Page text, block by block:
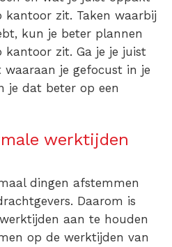
kantoor zit. Taken waarbij
kun je beter plannen
zit. Ga je je juist
je gefocust in je
je dat beter op een
werktijden
dingen afstemmen
Daarom is
aan te houden
op de werktijden van